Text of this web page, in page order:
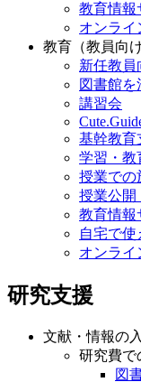
教育情報
オンライ
教育（教員向け
新任教員
図書館
講習会
基幹教育
学習・教
授業での
授業公開
教育情報
自宅で
オンライ
研究支援
文献・情報の
研究費で
図